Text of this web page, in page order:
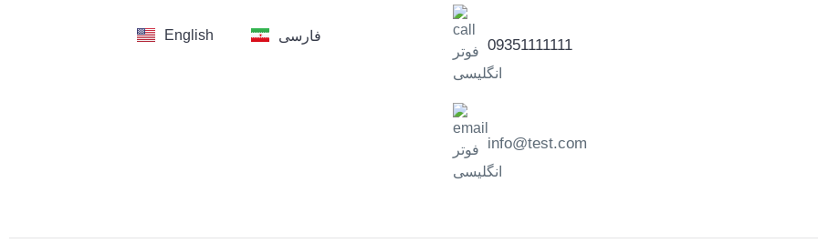
English فارسی
09351111111
info@test.com